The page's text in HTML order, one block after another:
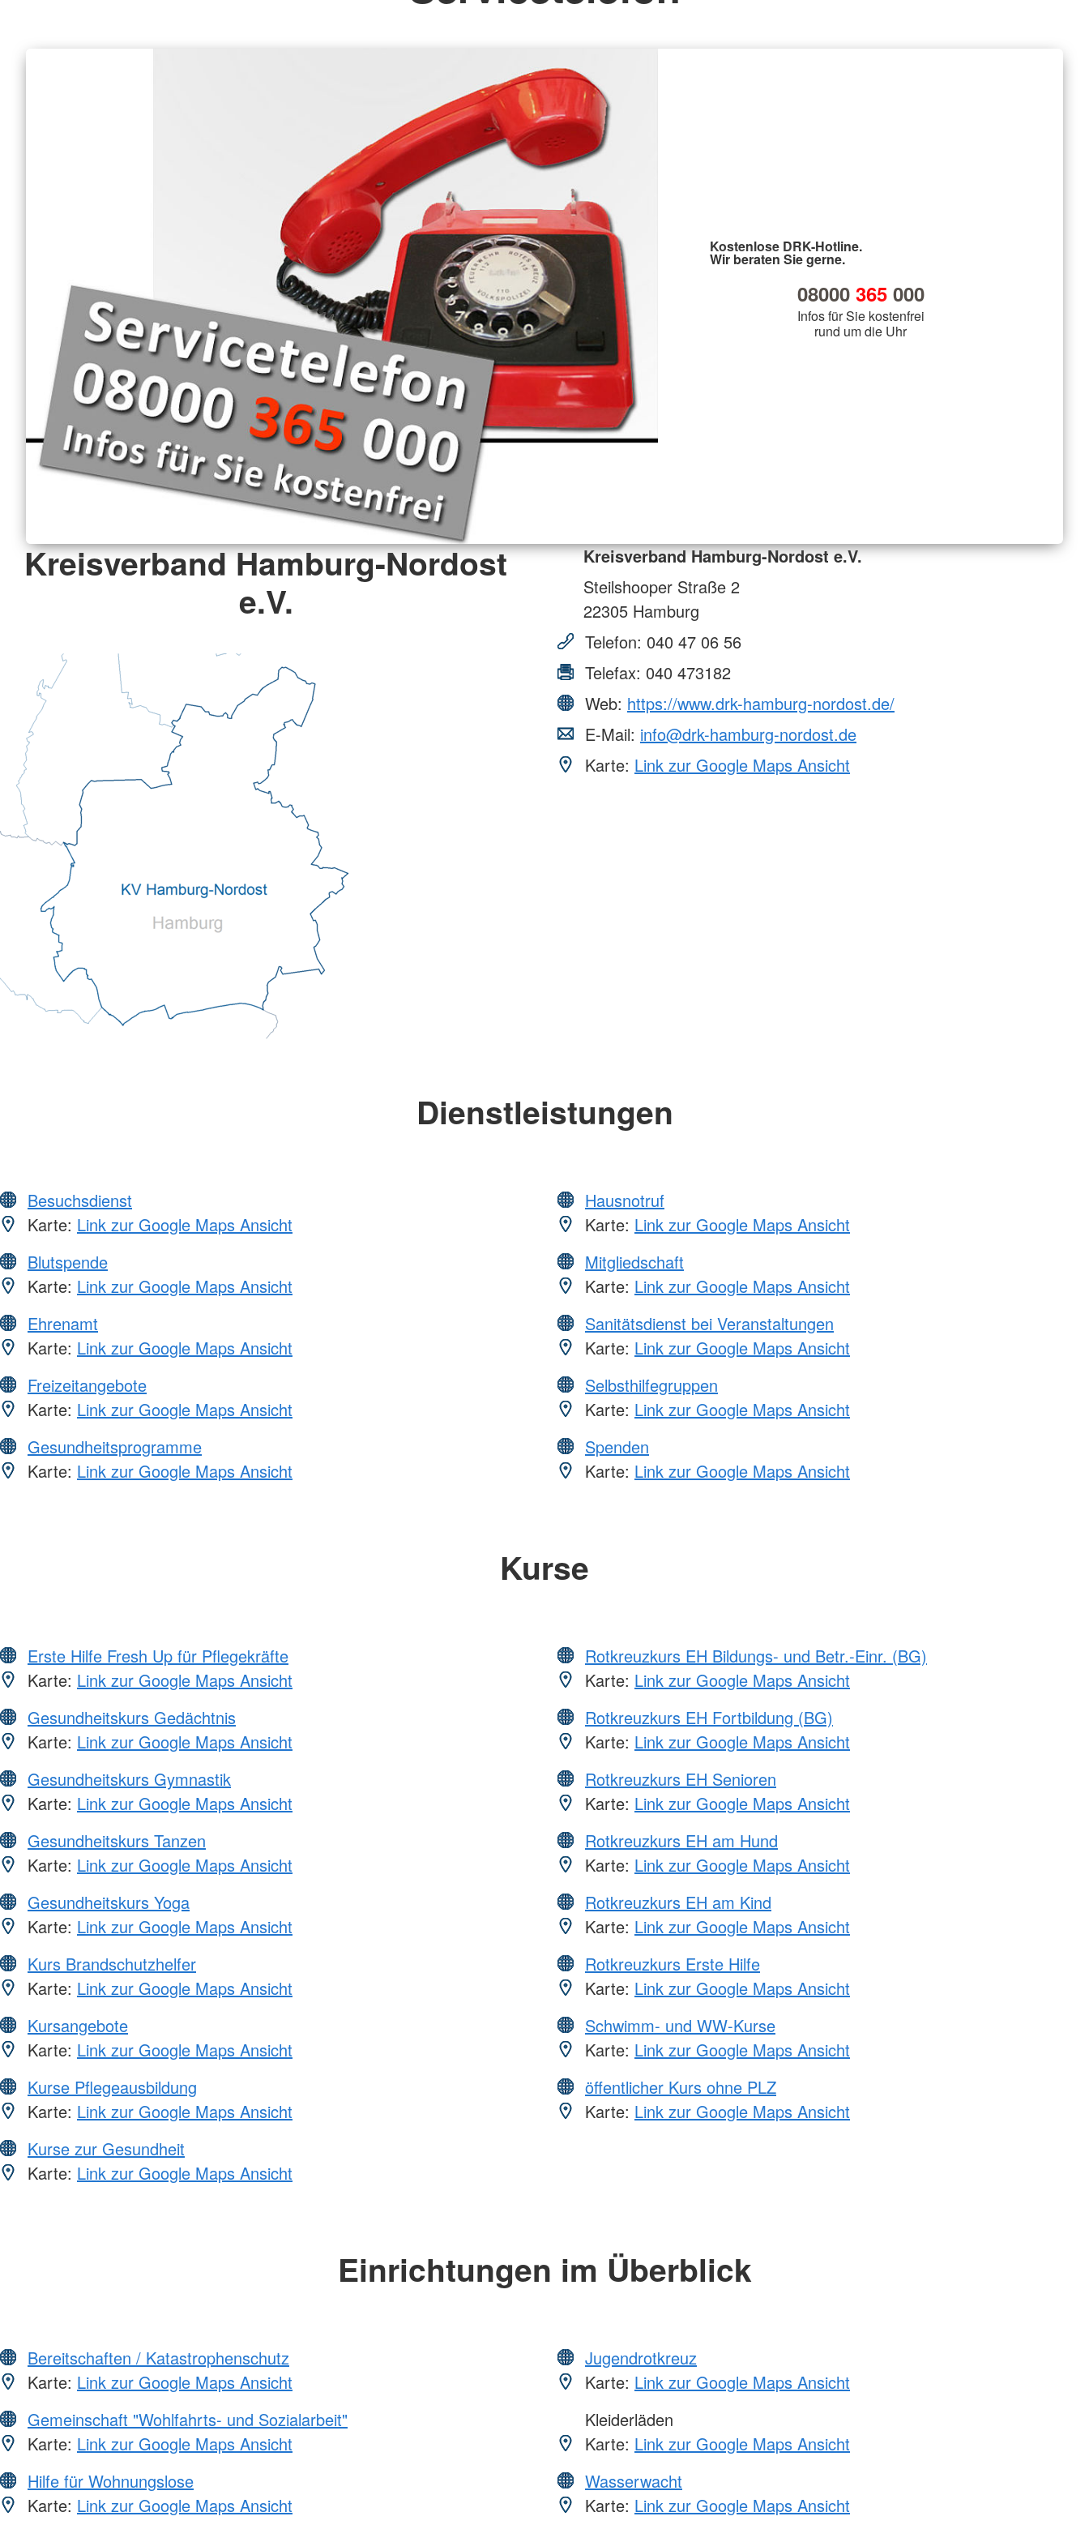
Kostenlose DRK-Hotline.
Wir beraten Sie gerne.
08000 365000
Infos für Sie kostenfrei
rund um die Uhr
Kreisverband Hamburg-Nordost
e.V.
Kreisverband Hamburg-Nordost e.V.
Steilshooper Straße 2
22305 Hamburg
Telefon: 040 47 06 56
Telefax: 040 473182
Web: https://www.drk-hamburg-nordost.de/
E-Mail: info@drk-hamburg-nordost.de
Karte: Link zur Google Maps Ansicht
Dienstleistungen
Besuchsdienst
Karte: Link zur Google Maps Ansicht
Blutspende
Karte: Link zur Google Maps Ansicht
Ehrenamt
Karte: Link zur Google Maps Ansicht
Freizeitangebote
Karte: Link zur Google Maps Ansicht
Gesundheitsprogramme
Karte: Link zur Google Maps Ansicht
Hausnotruf
Karte: Link zur Google Maps Ansicht
Mitgliedschaft
Karte: Link zur Google Maps Ansicht
Sanitätsdienst bei Veranstaltungen
Karte: Link zur Google Maps Ansicht
Selbsthilfegruppen
Karte: Link zur Google Maps Ansicht
Spenden
Karte: Link zur Google Maps Ansicht
Kurse
Erste Hilfe Fresh Up für Pflegekräfte
Karte: Link zur Google Maps Ansicht
Gesundheitskurs Gedächtnis
Karte: Link zur Google Maps Ansicht
Gesundheitskurs Gymnastik
Karte: Link zur Google Maps Ansicht
Gesundheitskurs Tanzen
Karte: Link zur Google Maps Ansicht
Gesundheitskurs Yoga
Karte: Link zur Google Maps Ansicht
Kurs Brandschutzhelfer
Karte: Link zur Google Maps Ansicht
Kursangebote
Karte: Link zur Google Maps Ansicht
Kurse Pflegeausbildung
Karte: Link zur Google Maps Ansicht
Kurse zur Gesundheit
Karte: Link zur Google Maps Ansicht
Rotkreuzkurs EH Bildungs- und Betr.-Einr. (BG)
Karte: Link zur Google Maps Ansicht
Rotkreuzkurs EH Fortbildung (BG)
Karte: Link zur Google Maps Ansicht
Rotkreuzkurs EH Senioren
Karte: Link zur Google Maps Ansicht
Rotkreuzkurs EH am Hund
Karte: Link zur Google Maps Ansicht
Rotkreuzkurs EH am Kind
Karte: Link zur Google Maps Ansicht
Rotkreuzkurs Erste Hilfe
Karte: Link zur Google Maps Ansicht
Schwimm- und WW-Kurse
Karte: Link zur Google Maps Ansicht
öffentlicher Kurs ohne PLZ
Karte: Link zur Google Maps Ansicht
Einrichtungen im Überblick
Bereitschaften / Katastrophenschutz
Karte: Link zur Google Maps Ansicht
Gemeinschaft "Wohlfahrts- und Sozialarbeit"
Karte: Link zur Google Maps Ansicht
Hilfe für Wohnungslose
Karte: Link zur Google Maps Ansicht
Jugendrotkreuz
Karte: Link zur Google Maps Ansicht
Kleiderläden
Karte: Link zur Google Maps Ansicht
Wasserwacht
Karte: Link zur Google Maps Ansicht